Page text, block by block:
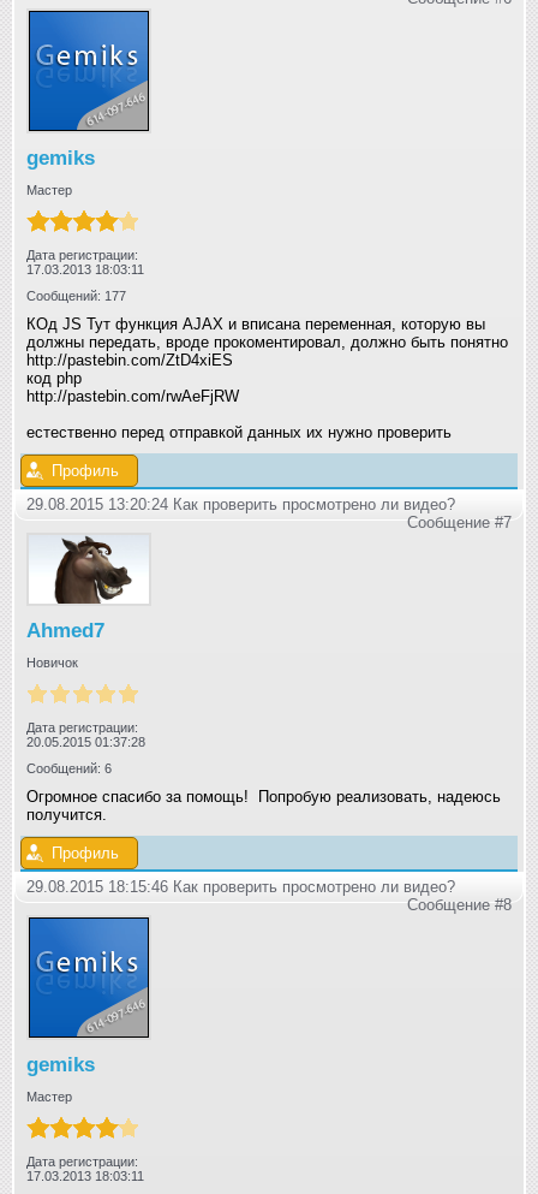
gemiks
Мастер
Дата регистрации:
17.03.2013 18:03:11
Сообщений: 177
КОд JS Тут функция AJAX и вписана переменная, которую вы
должны передать, вроде прокоментировал, должно быть понятно
http://pastebin.com/ZtD4xiES
код php
http://pastebin.com/rwAeFjRW
естественно перед отправкой данных их нужно проверить
Профиль
29.08.2015 13:20:24 Как проверить просмотрено ли видео?
Сообщение #7
Ahmed7
Новичок
Дата регистрации:
20.05.2015 01:37:28
Сообщений: 6
Огромное спасибо за помощь! Попробую реализовать, надеюсь
получится.
Профиль
29.08.2015 18:15:46 Как проверить просмотрено ли видео?
Сообщение #8
gemiks
Мастер
Дата регистрации:
17.03.2013 18:03:11